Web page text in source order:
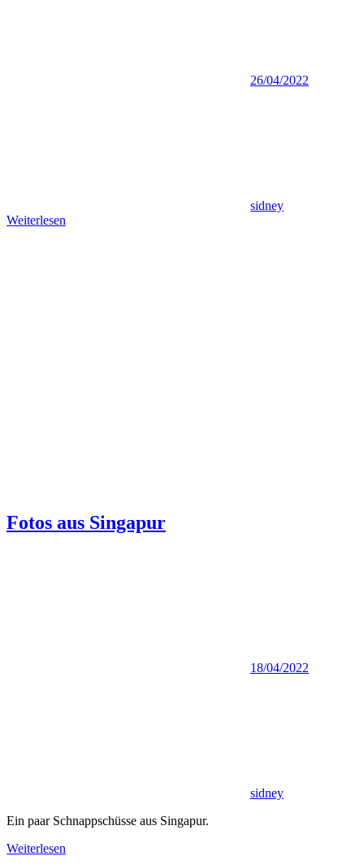
26/04/2022
sidney
Weiterlesen
Fotos aus Singapur
18/04/2022
sidney
Ein paar Schnappschüsse aus Singapur.
Weiterlesen